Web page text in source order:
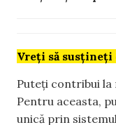
Vreți să susțineți
Puteți contribui la
Pentru aceasta,
unică prin